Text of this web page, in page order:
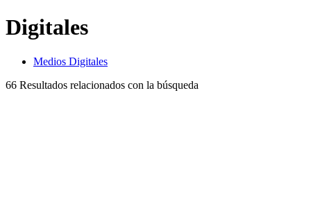
Digitales
Medios Digitales
66 Resultados relacionados con la búsqueda